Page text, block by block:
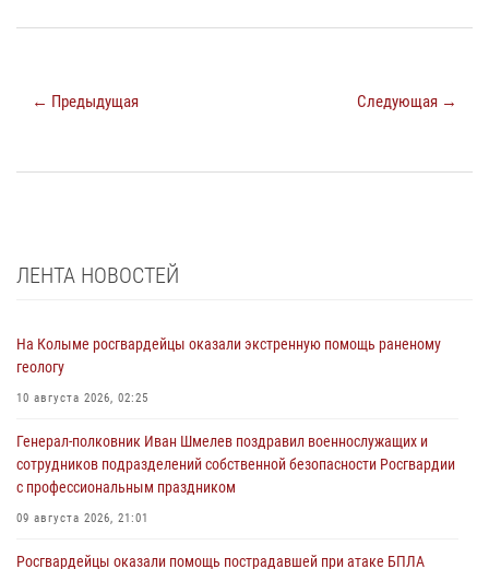
← Предыдущая Следующая →
ЛЕНТА НОВОСТЕЙ
На Колыме росгвардейцы оказали экстренную помощь раненому
геологу
10 августа 2026, 02:25
Генерал-полковник Иван Шмелев поздравил военнослужащих и
сотрудников подразделений собственной безопасности Росгвардии
с профессиональным праздником
09 августа 2026, 21:01
Росгвардейцы оказали помощь пострадавшей при атаке БПЛА